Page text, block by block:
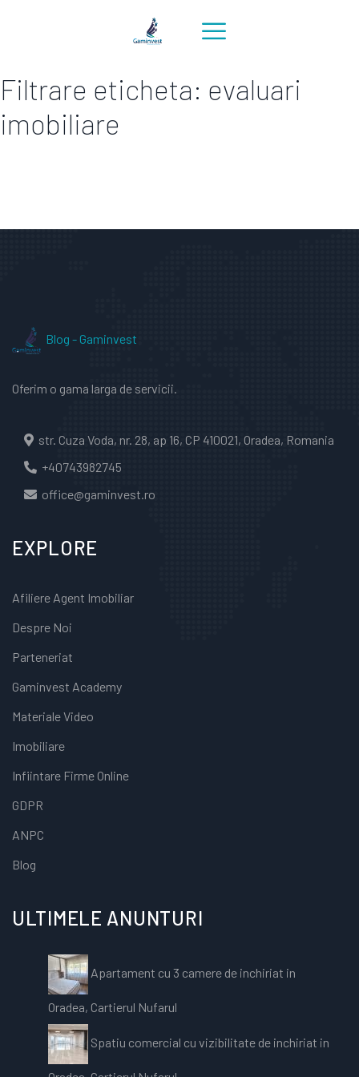
Filtrare eticheta: evaluari
imobiliare
Blog - Gaminvest
Oferim o gama larga de servicii.
str. Cuza Voda, nr. 28, ap 16, CP 410021, Oradea, Romania
+40743982745
office@gaminvest.ro
EXPLORE
Afiliere Agent Imobiliar
Despre Noi
Parteneriat
Gaminvest Academy
Materiale Video
Imobiliare
Infiintare Firme Online
GDPR
ANPC
Blog
ULTIMELE ANUNTURI
Apartament cu 3 camere de inchiriat in
Oradea, Cartierul Nufarul
Spatiu comercial cu vizibilitate de inchiriat in